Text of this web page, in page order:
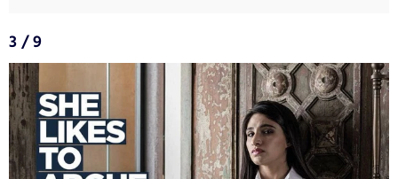
3 / 9